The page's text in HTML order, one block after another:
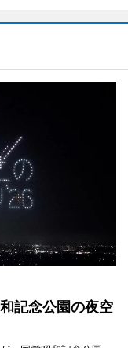
記念公園の夜空